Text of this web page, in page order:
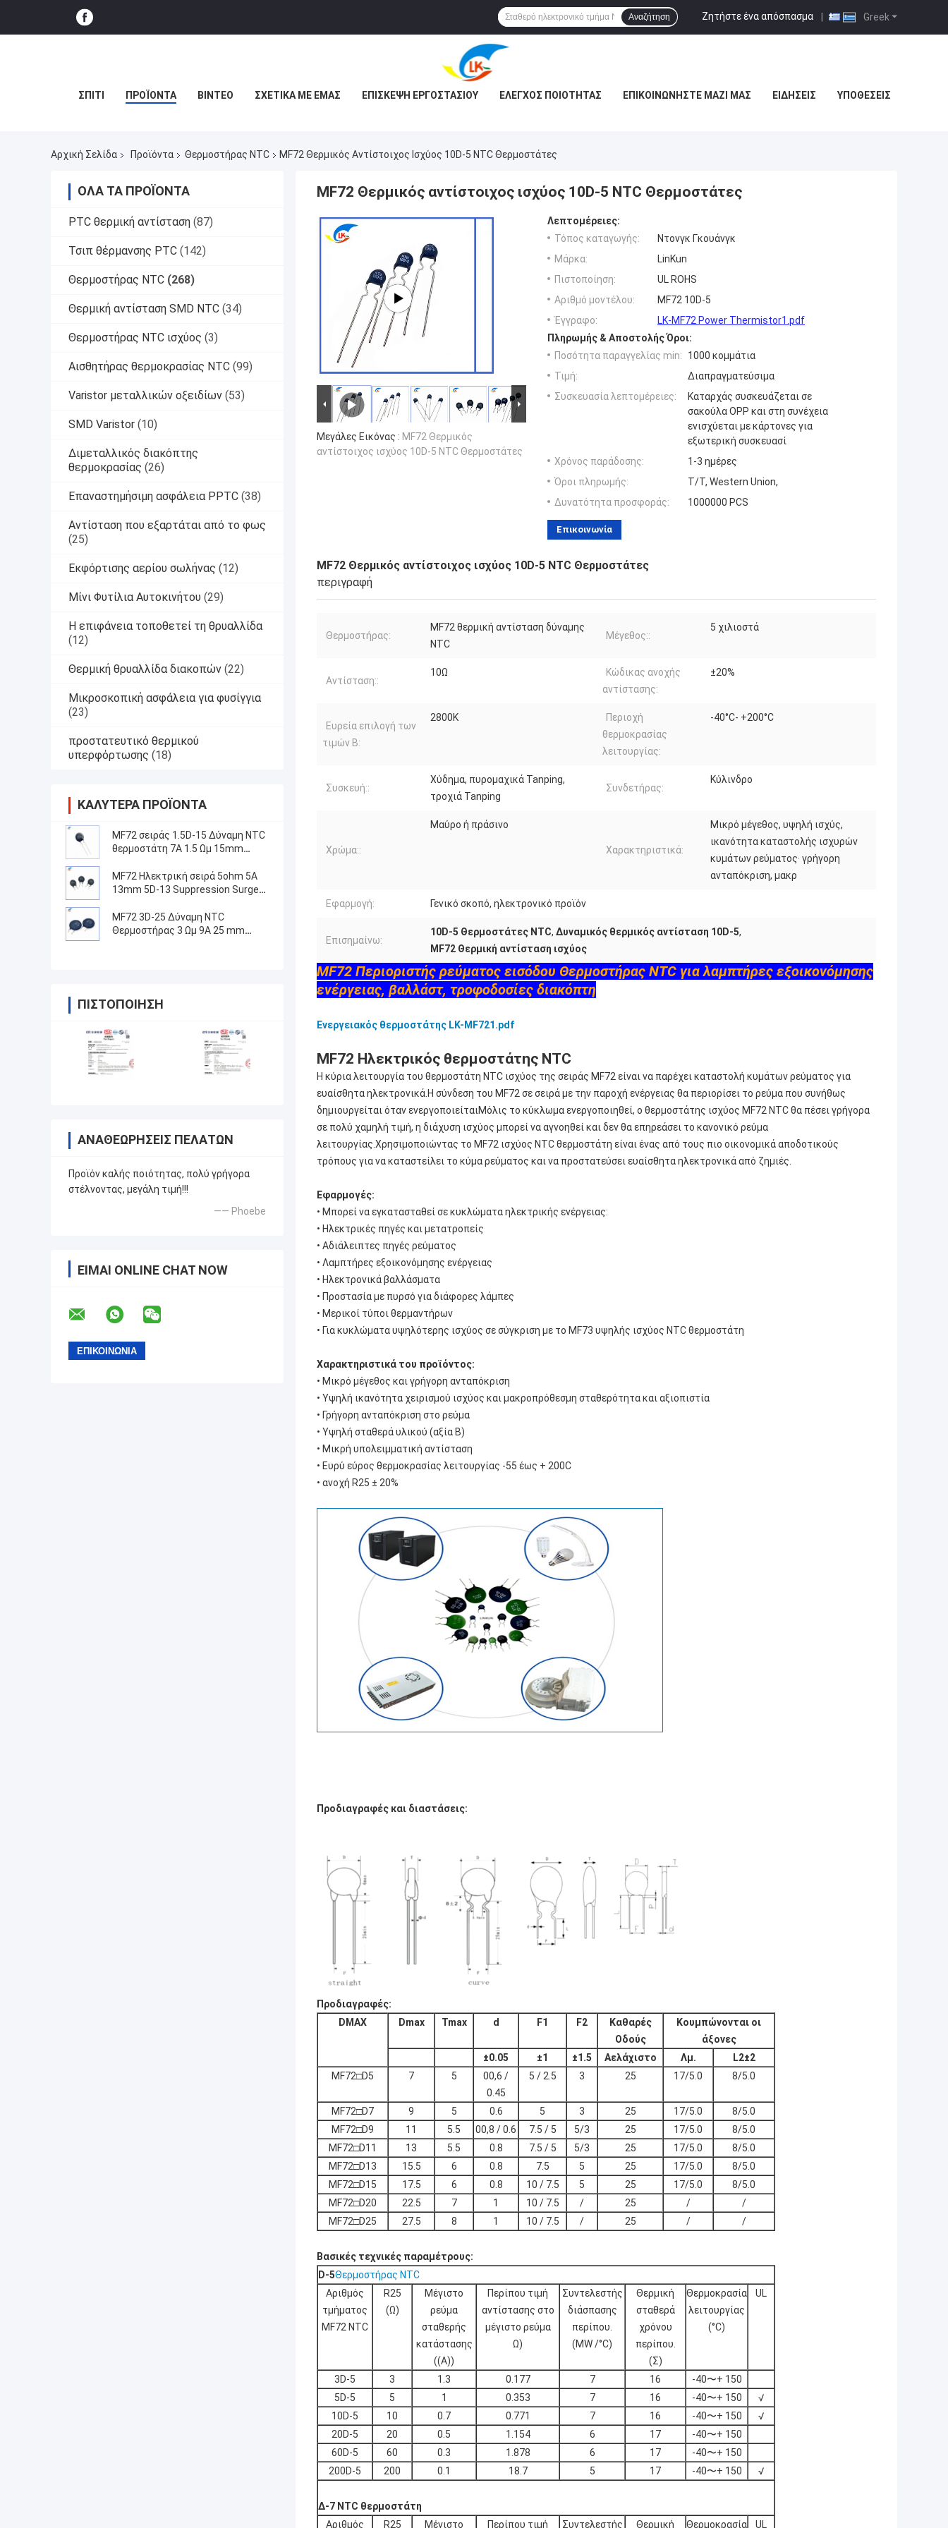
Greek
Ζητήστε ένα απόσπασμα |
Αναζήτηση
ΣΠΊΤΙ ΠΡΟΪΌΝΤΑ ΒΊΝΤΕΟ ΣΧΕΤΙΚΆ ΜΕ ΕΜΆΣ ΕΠΙΣΚΕΨΉ ΕΡΓΟΣΤΑΣΊΟΥ ΈΛΕΓΧΟΣ ΠΟΙΌΤΗΤΑΣ ΕΠΙΚΟΙΝΩΝΉΣΤΕ ΜΑΖΊ ΜΑΣ ΕΙΔΉΣΕΙΣ ΥΠΟΘΈΣΕΙΣ
Αρχική Σελίδα Προϊόντα Θερμοστήρας NTC MF72 Θερμικός Αντίστοιχος Ισχύος 10D-5 NTC Θερμοστάτες
ΌΛΑ ΤΑ ΠΡΟΪΌΝΤΑ
PTC θερμική αντίσταση (87)
Τσιπ θέρμανσης PTC (142)
Θερμοστήρας NTC (268)
Θερμική αντίσταση SMD NTC (34)
Θερμοστήρας NTC ισχύος (3)
Αισθητήρας θερμοκρασίας NTC (99)
Varistor μεταλλικών οξειδίων (53)
SMD Varistor (10)
Διμεταλλικός διακόπτης
θερμοκρασίας (26)
Επαναστημήσιμη ασφάλεια PPTC (38)
Αντίσταση που εξαρτάται από το φως
(25)
Εκφόρτισης αερίου σωλήνας (12)
Μίνι Φυτίλια Αυτοκινήτου (29)
Η επιφάνεια τοποθετεί τη θρυαλλίδα
(12)
Θερμική θρυαλλίδα διακοπών (22)
Μικροσκοπική ασφάλεια για φυσίγγια
(23)
προστατευτικό θερμικού
υπερφόρτωσης (18)
ΚΑΛΎΤΕΡΑ ΠΡΟΪΌΝΤΑ
MF72 σειράς 1.5D-15 Δύναμη NTC
θερμοστάτη 7A 1.5 Ωμ 15mm
τροφοδοσίας
MF72 Ηλεκτρική σειρά 5ohm 5A
13mm 5D-13 Suppression Surge
εξοπλισμό τροφοδοσίας
MF72 3D-25 Δύναμη NTC
Θερμοστήρας 3 Ωμ 9A 25 mm
ΠΙΣΤΟΠΟΊΗΣΗ
ΑΝΑΘΕΩΡΉΣΕΙΣ ΠΕΛΑΤΏΝ
Προϊόν καλής ποιότητας, πολύ γρήγορα
στέλνοντας, μεγάλη τιμή!!!
—— Phoebe
ΕΊΜΑΙ ONLINE CHAT NOW
MF72 Θερμικός αντίστοιχος ισχύος 10D-5 NTC Θερμοστάτες
Μεγάλες Εικόνας : MF72 Θερμικός
αντίστοιχος ισχύος 10D-5 NTC Θερμοστάτες
Λεπτομέρειες:
Τόπος καταγωγής:
Ντονγκ Γκουάνγκ
Μάρκα:
LinKun
Πιστοποίηση:
UL ROHS
Αριθμό μοντέλου:
MF72 10D-5
Έγγραφο:
LK-MF72 Power Thermistor1.pdf
Πληρωμής & Αποστολής Όροι:
Ποσότητα παραγγελίας min:
1000 κομμάτια
Τιμή:
Διαπραγματεύσιμα
Συσκευασία λεπτομέρειες:
Καταρχάς συσκευάζεται σε
σακούλα OPP και στη συνέχεια
ενισχύεται με κάρτονες για
εξωτερική συσκευασί
Χρόνος παράδοσης:
1-3 ημέρες
Όροι πληρωμής:
T/T, Western Union,
Δυνατότητα προσφοράς:
1000000 PCS
Επικοινωνία
MF72 Θερμικός αντίστοιχος ισχύος 10D-5 NTC Θερμοστάτες
περιγραφή
Θερμοστήρας:
MF72 θερμική αντίσταση δύναμης
NTC
Μέγεθος::
5 χιλιοστά
Αντίσταση::
10Ω
Κώδικας ανοχής
αντίστασης:
±20%
Ευρεία επιλογή των
τιμών Β:
2800K
Περιοχή
θερμοκρασίας
λειτουργίας:
-40°C- +200°C
Συσκευή::
Χύδημα, πυρομαχικά Tanping,
τροχιά Tanping
Συνδετήρας:
Κύλινδρο
Χρώμα::
Μαύρο ή πράσινο
Χαρακτηριστικά:
Μικρό μέγεθος, υψηλή ισχύς,
ικανότητα καταστολής ισχυρών
κυμάτων ρεύματος· γρήγορη
ανταπόκριση, μακρ
Εφαρμογή: Γενικό σκοπό, ηλεκτρονικό προϊόν
Επισημαίνω:
10D-5 Θερμοστάτες NTC, Δυναμικός θερμικός αντίσταση 10D-5,
MF72 Θερμική αντίσταση ισχύος
MF72 Περιοριστής ρεύματος εισόδου Θερμοστήρας NTC για λαμπτήρες εξοικονόμησης
ενέργειας, βαλλάστ, τροφοδοσίες διακόπτη
Ενεργειακός θερμοστάτης LK-MF721.pdf
MF72 Ηλεκτρικός θερμοστάτης NTC
Η κύρια λειτουργία του θερμοστάτη NTC ισχύος της σειράς MF72 είναι να παρέχει καταστολή κυμάτων ρεύματος για
ευαίσθητα ηλεκτρονικά.Η σύνδεση του MF72 σε σειρά με την παροχή ενέργειας θα περιορίσει το ρεύμα που συνήθως
δημιουργείται όταν ενεργοποιείταιΜόλις το κύκλωμα ενεργοποιηθεί, ο θερμοστάτης ισχύος MF72 NTC θα πέσει γρήγορα
σε πολύ χαμηλή τιμή, η διάχυση ισχύος μπορεί να αγνοηθεί και δεν θα επηρεάσει το κανονικό ρεύμα
λειτουργίας.Χρησιμοποιώντας το MF72 ισχύος NTC θερμοστάτη είναι ένας από τους πιο οικονομικά αποδοτικούς
τρόπους για να καταστείλει το κύμα ρεύματος και να προστατεύσει ευαίσθητα ηλεκτρονικά από ζημιές.
Εφαρμογές:
• Μπορεί να εγκατασταθεί σε κυκλώματα ηλεκτρικής ενέργειας:
• Ηλεκτρικές πηγές και μετατροπείς
• Αδιάλειπτες πηγές ρεύματος
• Λαμπτήρες εξοικονόμησης ενέργειας
• Ηλεκτρονικά βαλλάσματα
• Προστασία με πυρσό για διάφορες λάμπες
• Μερικοί τύποι θερμαντήρων
• Για κυκλώματα υψηλότερης ισχύος σε σύγκριση με το MF73 υψηλής ισχύος NTC θερμοστάτη
Χαρακτηριστικά του προϊόντος:
• Μικρό μέγεθος και γρήγορη ανταπόκριση
• Υψηλή ικανότητα χειρισμού ισχύος και μακροπρόθεσμη σταθερότητα και αξιοπιστία
• Γρήγορη ανταπόκριση στο ρεύμα
• Υψηλή σταθερά υλικού (αξία Β)
• Μικρή υπολειμματική αντίσταση
• Ευρύ εύρος θερμοκρασίας λειτουργίας -55 έως + 200C
• ανοχή R25 ± 20%
Προδιαγραφές και διαστάσεις:
Προδιαγραφές:
DMAX
Dmax Tmax d F1 F2
Καθαρές
Οδούς
Κουμπώνονται οι
άξονες
±0.05 ±1 ±1.5 Αελάχιστο Λμ.
L2±2
MF72□D5
7 5
00,6 /
0.45
5 / 2.5 3 25 17/5.0 8/5.0
MF72□D7 9 5 0.6 5 3 25 17/5.0
8/5.0
MF72□D9
11 5.5 00,8 / 0.6 7.5 / 5 5/3 25 17/5.0
8/5.0
MF72□D11
13 5.5 0.8 7.5 / 5 5/3 25 17/5.0
8/5.0
MF72□D13
15.5 6 0.8 7.5 5 25 17/5.0
8/5.0
MF72□D15
17.5 6 0.8 10 / 7.5 5 25 17/5.0
8/5.0
MF72□D20
22.5 7 1 10 / 7.5 / 25 /
/
MF72□D25
27.5 8 1 10 / 7.5 / 25 / /
Βασικές τεχνικές παραμέτρους:
D-5Θερμοστήρας NTC
Αριθμός
τμήματος
MF72 NTC
R25
(Ω)
Μέγιστο
ρεύμα
σταθερής
κατάστασης
((A))
Περίπου τιμή
αντίστασης στο
μέγιστο ρεύμα
Ω)
Συντελεστής
διάσπασης
περίπου.
(MW /°C)
Θερμική
σταθερά
χρόνου
περίπου.
(Σ)
Θερμοκρασία
λειτουργίας
(°C)
UL
3D-5 3 1.3 0.177 7 16
-40〜+ 150
5D-5
5 1 0.353 7 16 -40〜+ 150
√
10D-5
10 0.7 0.771 7 16 -40〜+ 150
√
20D-5
20 0.5 1.154 6 17
-40〜+ 150
60D-5
60 0.3 1.878 6 17
-40〜+ 150
200D-5
200 0.1 18.7 5 17 -40〜+ 150 √
Δ-7 NTC θερμοστάτη
Αριθμός
R25 Μέγιστο Περίπου τιμή Συντελεστής Θερμική Θερμοκρασία UL